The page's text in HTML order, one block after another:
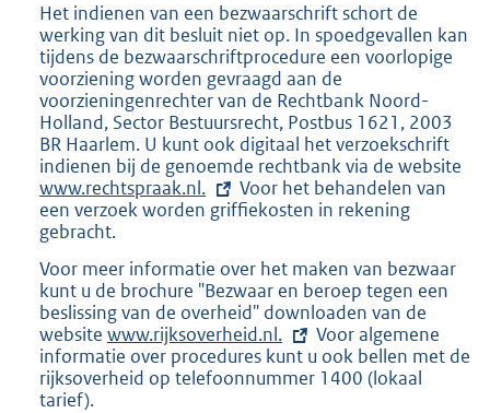
Het indienen van een bezwaarschrift schort de
werking van dit besluit niet op. In spoedgevallen kan
tijdens de bezwaarschriftprocedure een voorlopige
voorziening worden gevraagd aan de
voorzieningenrechter van de Rechtbank Noord-
Holland, Sector Bestuursrecht, Postbus 1621, 2003
BR Haarlem. U kunt ook digitaal het verzoekschrift
indienen bij de genoemde rechtbank via de website
n
www.rechtspraak.nl.
Voor het behandelen van
een verzoek worden griffiekosten in rekening
gebracht.
Voor meer informatie over het maken van bezwaar
kunt u de brochure "Bezwaar en beroep tegen een
beslissing van de overheid" downloaden van de
website E
x
t
www.rijksoverheid.nl.
Voor algemene
informatie over procedures kunt u ook bellen met de
rijksoverheid op telefoonnummer 1400 (lokaal
tarief).